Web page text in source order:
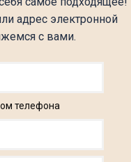
адрес электронной
с вами.
телефона